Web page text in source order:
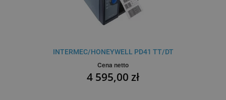
INTERMEC/HONEYWELL PD41 TT/DT
Cena netto
4 595,00 zł